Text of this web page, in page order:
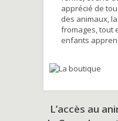
apprécié de
des animaux,
fromages, tout
enfants
L’accès au